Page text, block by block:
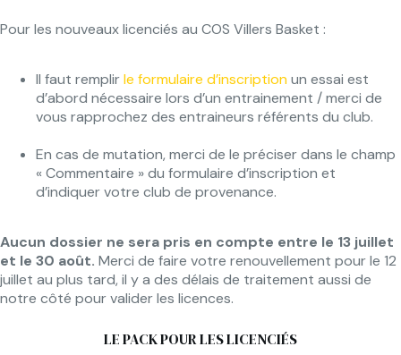
Pour les nouveaux licenciés au COS Villers Basket :
Il faut remplirle formulaire d’inscriptionun essai est
d’abord nécessaire lors d’un entrainement / merci de
vous rapprochez des entraineurs référents du club.
En cas de mutation, merci de le préciser dans le champ
« Commentaire » du formulaire d’inscription et
d’indiquer votre club de provenance.
Aucun dossier ne sera pris en compte entre le 13 juillet
et le 30 août. Merci de faire votre renouvellement pour le 12
juillet au plus tard, il y a des délais de traitement aussi de
notre côté pour valider les licences.
LE PACK POUR LES LICENCIÉS